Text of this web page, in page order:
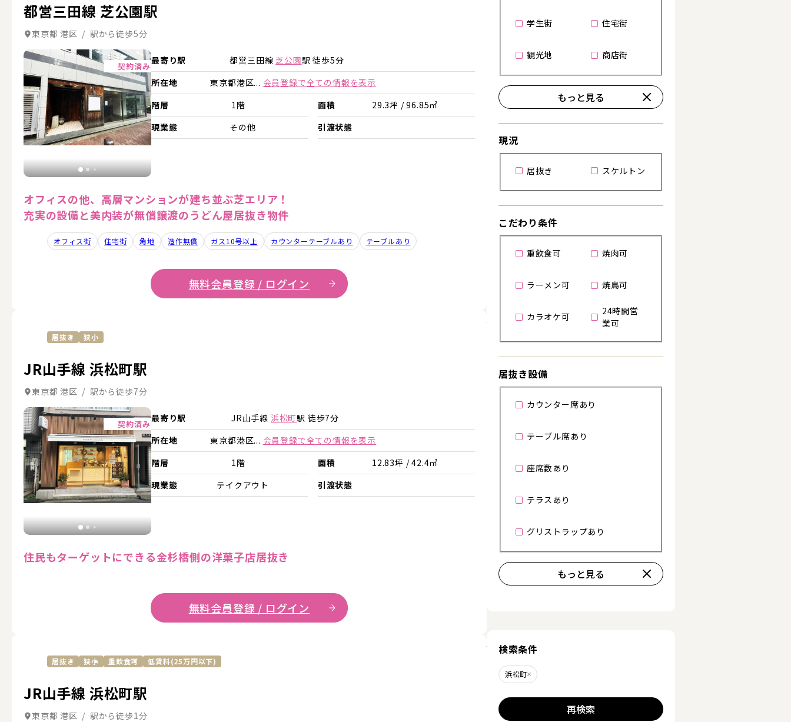
都営三田線 芝公園駅
東京都 港区 / 駅から徒歩5分
契約済み
詳細を見る 詳細を見る 詳細を見る
最寄り駅 都営三田線 芝公園駅 徒歩5分
所在地
東京都港区... 会員登録で全ての情報を表示
階層
1階 面積
29.3坪 / 96.85㎡
現業態
その他 引渡状態
オフィスの他、高層マンションが建ち並ぶ芝エリア！
充実の設備と美内装が無償譲渡のうどん屋居抜き物件
オフィス街 住宅街 角地 造作無償 ガス10号以上 カウンターテーブルあり テーブルあり
無料会員登録 / ログイン
居抜き 狭小
JR山手線 浜松町駅
東京都 港区 / 駅から徒歩7分
契約済み
詳細を見る 詳細を見る
最寄り駅 JR山手線 浜松町駅 徒歩7分
所在地
東京都港区... 会員登録で全ての情報を表示
階層
1階 面積
12.83坪 / 42.4㎡
現業態
テイクアウト 引渡状態
住民もターゲットにできる金杉橋側の洋菓子店居抜き
無料会員登録 / ログイン
詳細を見る
居抜き 狭小 重飲食可 低賃料(25万円以下)
JR山手線 浜松町駅
東京都 港区 / 駅から徒歩1分
詳細を見る
学生街 住宅街
観光地 商店街
もっと見る
現況
居抜き スケルトン
こだわり条件
重飲食可 焼肉可
ラーメン可 焼鳥可
カラオケ可
24時間営
業可
居抜き設備
カウンター席あり
テーブル席あり
座席数あり
テラスあり
グリストラップあり
もっと見る
検索条件
浜松町削除する
再検索